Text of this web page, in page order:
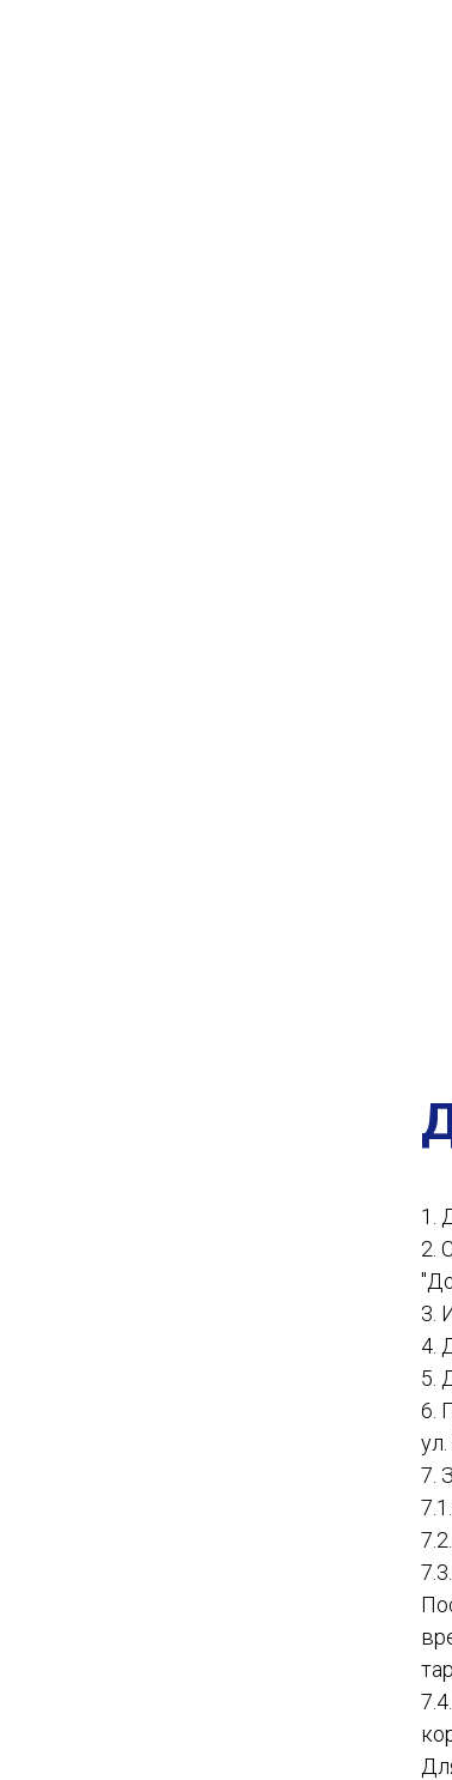
1.
2.
3.
4.
5.
6.
7.